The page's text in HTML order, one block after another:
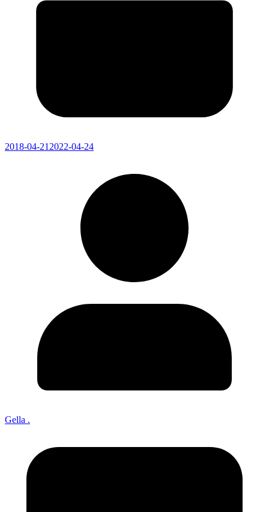
2018-04-21 2022-04-24
Gella .